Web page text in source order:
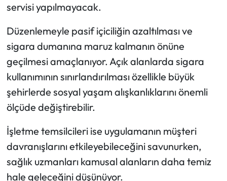
servisi yapılmayacak.
Düzenlemeyle pasif içiciliğin azaltılması ve
sigara dumanına maruz kalmanın önüne
geçilmesi amaçlanıyor. Açık alanlarda sigara
kullanımının sınırlandırılması özellikle büyük
şehirlerde sosyal yaşam alışkanlıklarını önemli
ölçüde değiştirebilir.
İşletme temsilcileri ise uygulamanın müşteri
davranışlarını etkileyebileceğini savunurken,
sağlık uzmanları kamusal alanların daha temiz
hale geleceğini düşünüyor.